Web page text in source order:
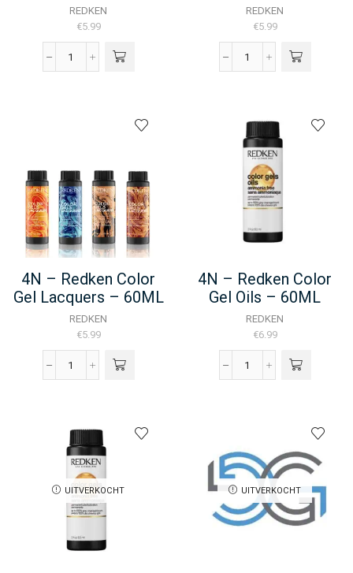
REDKEN
€5.99
4CB
60ML
aantal
REDKEN
€5.99
4GN
Gel
Lacquers
-
60ML
aantal
4N – Redken Color
Gel Lacquers – 60ML
REDKEN
€5.99
4N
Gel
Lacquers
-
60ML
aantal
4N – Redken Color
Gel Oils – 60ML
REDKEN
€6.99
4N
-
60ML
aantal
UITVERKOCHT UITVERKOCHT